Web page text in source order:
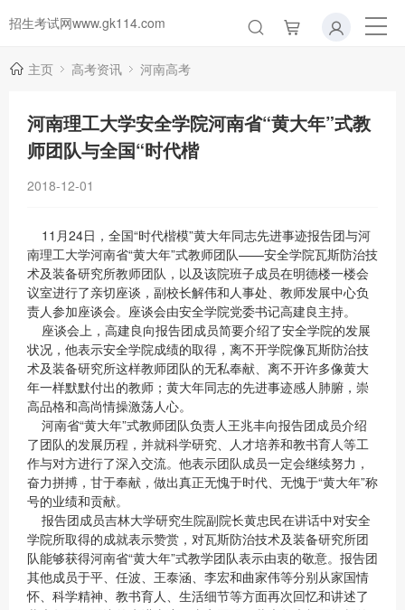
招生考试网www.gk114.com
主页 高考资讯 河南高考
河南理工大学安全学院河南省“黄大年”式教
师团队与全国“时代楷
2018-12-01
11月24日，全国“时代楷模”黄大年同志先进事迹报告团与河
南理工大学河南省“黄大年”式教师团队——安全学院瓦斯防治技
术及装备研究所教师团队，以及该院班子成员在明德楼一楼会
议室进行了亲切座谈，副校长解伟和人事处、教师发展中心负
责人参加座谈会。座谈会由安全学院党委书记高建良主持。
座谈会上，高建良向报告团成员简要介绍了安全学院的发展
状况，他表示安全学院成绩的取得，离不开学院像瓦斯防治技
术及装备研究所这样教师团队的无私奉献、离不开许多像黄大
年一样默默付出的教师；黄大年同志的先进事迹感人肺腑，崇
高品格和高尚情操激荡人心。
河南省“黄大年”式教师团队负责人王兆丰向报告团成员介绍
了团队的发展历程，并就科学研究、人才培养和教书育人等工
作与对方进行了深入交流。他表示团队成员一定会继续努力，
奋力拼搏，甘于奉献，做出真正无愧于时代、无愧于“黄大年”称
号的业绩和贡献。
报告团成员吉林大学研究生院副院长黄忠民在讲话中对安全
学院所取得的成就表示赞赏，对瓦斯防治技术及装备研究所团
队能够获得河南省“黄大年”式教学团队表示由衷的敬意。报告团
其他成员于平、任波、王泰涵、李宏和曲家伟等分别从家国情
怀、科学精神、教书育人、生活细节等方面再次回忆和讲述了